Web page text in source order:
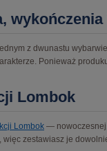
z dwunastu
Ponieważ
Lombok
Lombok —
więc zestawiasz je